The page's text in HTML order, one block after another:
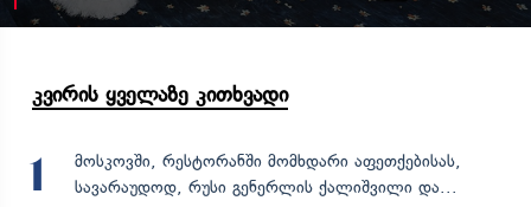
კვირის ყველაზე კითხვადი
1
მოსკოვში, რესტორანში მომხდარი აფეთქებისას,
სავარაუდოდ, რუსი გენერლის ქალიშვილი და...